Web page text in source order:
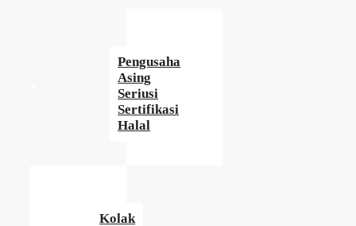
Pengusaha
Asing
Seriusi
Sertifikasi
Halal
Kolak